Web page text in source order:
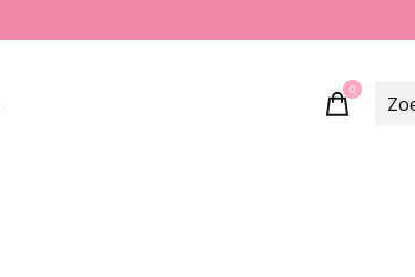
0items